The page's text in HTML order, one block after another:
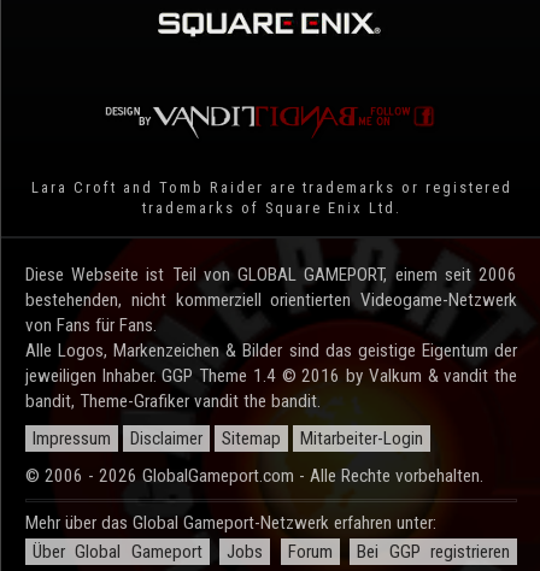
Lara Croft and Tomb Raider are trademarks or registered
trademarks of Square Enix Ltd.
Diese Webseite ist Teil von GLOBAL GAMEPORT, einem seit 2006
bestehenden, nicht kommerziell orientierten Videogame-Netzwerk
von Fans für Fans.
Alle Logos, Markenzeichen & Bilder sind das geistige Eigentum der
jeweiligen Inhaber. GGP Theme 1.4 © 2016 by Valkum & vandit the
bandit, Theme-Grafiker vandit the bandit.
Impressum
Disclaimer Sitemap
Mitarbeiter-Login
© 2006 - 2026 GlobalGameport.com - Alle Rechte vorbehalten.
Mehr über das Global Gameport-Netzwerk erfahren unter:
Über Global Gameport
Jobs Forum Bei GGP registrieren